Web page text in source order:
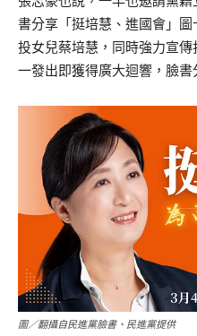
書分享「挺培慧、進國會」
投女兒蔡培慧，同時強力宣
一發出即獲得廣大迴響，臉書
圖／翻攝自民進黨臉書、民進黨提供